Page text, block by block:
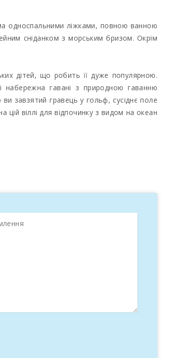
односпальними ліжками, повною ванною
сніданком з морським бризом. Окрім
дітей, що робить її дуже популярною.
набережна гавані з природною гаванню
завзятий гравець у гольф, сусіднє поле
віллі для відпочинку з видом на океан